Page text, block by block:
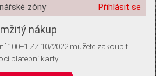
volitelných informací
Přihlásit se
zóny
nákup
100+1 ZZ 10/2022 můžete zakoupit
platební karty